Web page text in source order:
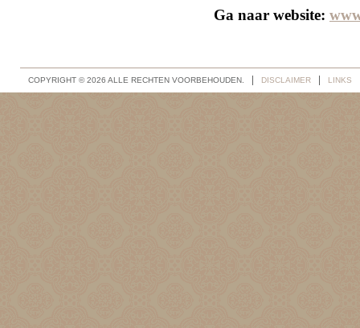
Ga naar website:
COPYRIGHT © 2026 ALLE RECHTEN VOORBEHOUDEN. DISCLAIMER LINKS